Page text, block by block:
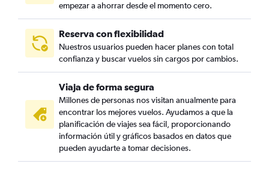
empezar a ahorrar desde el momento cero.
Reserva con flexibilidad
Nuestros usuarios pueden hacer planes con total
confianza y buscar vuelos sin cargos por cambios.
Viaja de forma segura
Millones de personas nos visitan anualmente para
encontrar los mejores vuelos. Ayudamos a que la
planificación de viajes sea fácil, proporcionando
información útil y gráficos basados en datos que
pueden ayudarte a tomar decisiones.